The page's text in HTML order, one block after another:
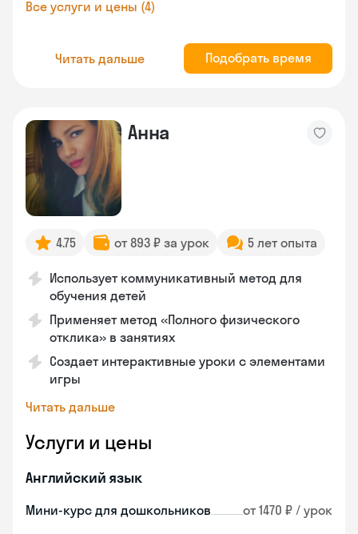
Все услуги и цены (4)
Читать дальше Подобрать время
Анна
4.75 от 893 ₽ за урок 5 лет опыта
Использует коммуникативный метод для
обучения детей
Применяет метод «Полного физического
отклика» в занятиях
Создает интерактивные уроки с элементами
игры
Читать дальше
Услуги и цены
Английский язык
Мини-курс для дошкольников от 1470 ₽ / урок